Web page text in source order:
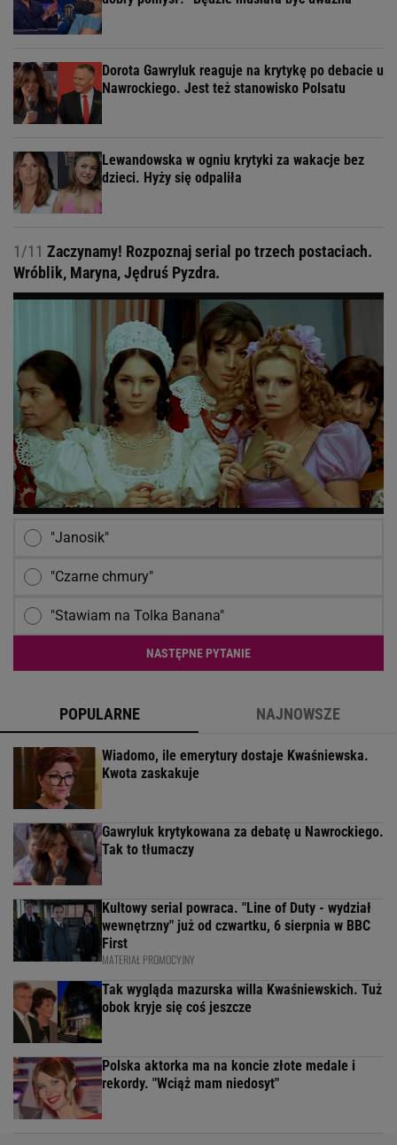
Dorota Gawryluk reaguje na krytykę po debacie u
Nawrockiego. Jest też stanowisko Polsatu
Lewandowska w ogniu krytyki za wakacje bez
dzieci. Hyży się odpaliła
1/11 Zaczynamy! Rozpoznaj serial po trzech postaciach.
Wróblik, Maryna, Jędruś Pyzdra.
"Janosik"
"Czarne chmury"
"Stawiam na Tolka Banana"
NASTĘPNE PYTANIE
POPULARNE NAJNOWSZE
Wiadomo, ile emerytury dostaje Kwaśniewska.
Kwota zaskakuje
Gawryluk krytykowana za debatę u Nawrockiego.
Tak to tłumaczy
Kultowy serial powraca. "Line of Duty - wydział
wewnętrzny" już od czwartku, 6 sierpnia w BBC
First
MATERIAŁ PROMOCYJNY
Tak wygląda mazurska willa Kwaśniewskich. Tuż
obok kryje się coś jeszcze
Polska aktorka ma na koncie złote medale i
rekordy. "Wciąż mam niedosyt"